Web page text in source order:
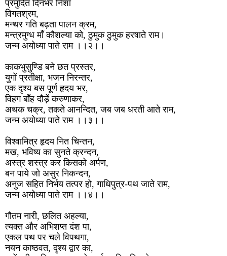
प्रमुदित दिनभर निशा
विगतश्रम,
मन्थर गति बढ़ता पालन क्रम,
मन्त्रमुग्ध माँ कौशल्या को, ठुमुक ठुमुक हरषाते राम।
जन्म अयोध्या पाते राम ।।२।।
काकभुसुण्डि बने छत प्रस्तर,
युगों प्रतीक्षा, भजन निरन्तर,
एक दृश्य बस पूर्ण हृदय भर,
विहग बाँह दौड़ें करुणाकर,
अथक चक्र, तकते आनन्दित, जब जब धरती आते राम,
जन्म अयोध्या पाते राम ।।३।।
विश्वामित्र हृदय नित चिन्तन,
मख, भविष्य का सुनते क्रन्दन,
अस्त्र शस्त्र कर किसको अर्पण,
बन पाये जो असुर निकन्दन,
अनुज सहित निर्भय तत्पर हो, गाधिपुत्र-पथ जाते राम,
जन्म अयोध्या पाते राम ।।४।।
गौतम नारी, छलित अहल्या,
त्यक्त और अभिशप्त दंश पा,
एकल पथ पर चले विपथगा,
नयन काष्ठवत, दृश्य द्वार का,